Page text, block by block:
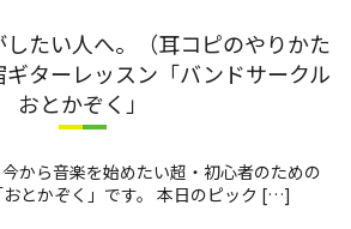
たい人へ。（耳コピのやりかた
ターレッスン「バンドサークル
おとかぞく」
から音楽を始めたい超・初心者のための
とかぞく」です。 本日のピック […]